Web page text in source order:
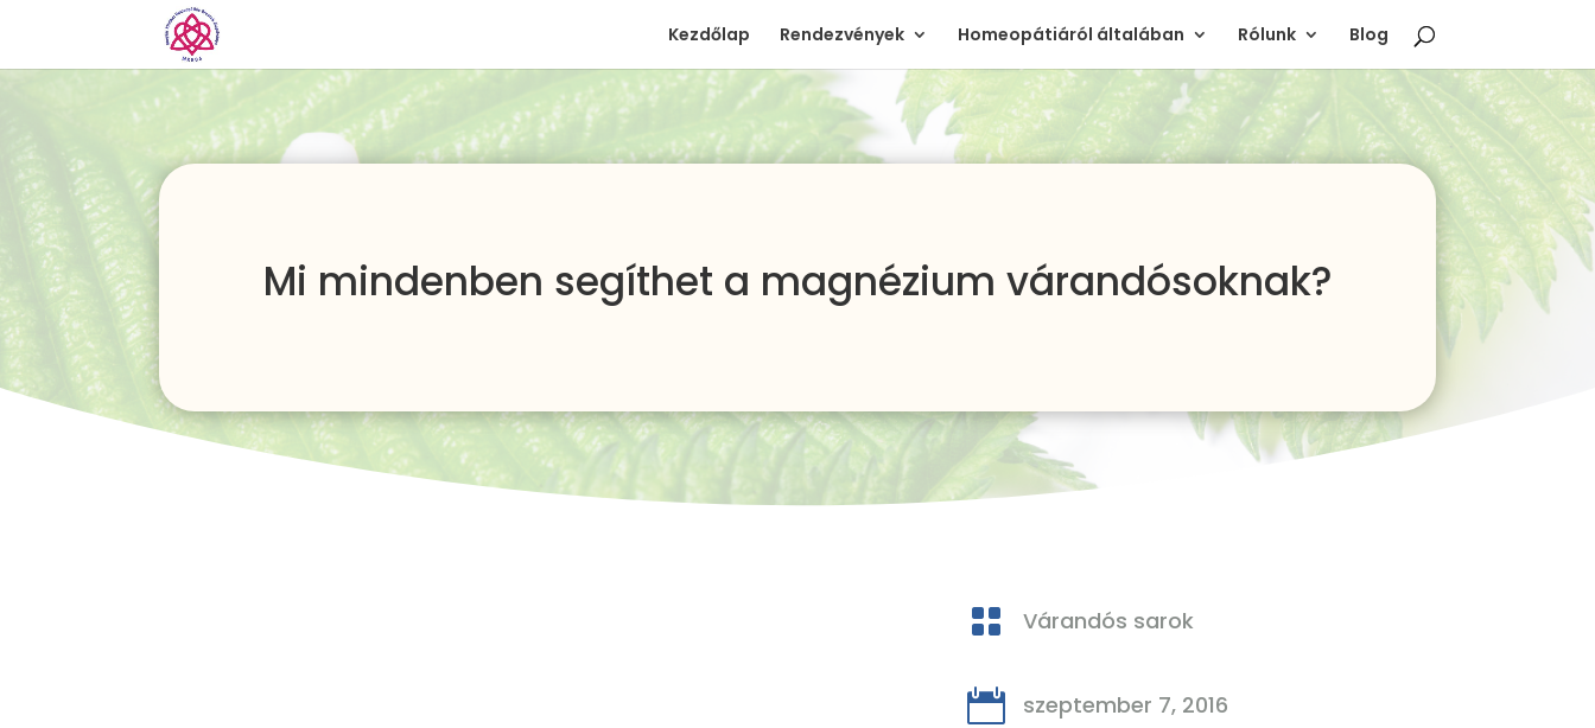
Kezdőlap Rendezvények Homeopátiáról általában Rólunk Blog
Mi mindenben segíthet a magnézium várandósoknak?
 Várandós sarok
 szeptember 7, 2016